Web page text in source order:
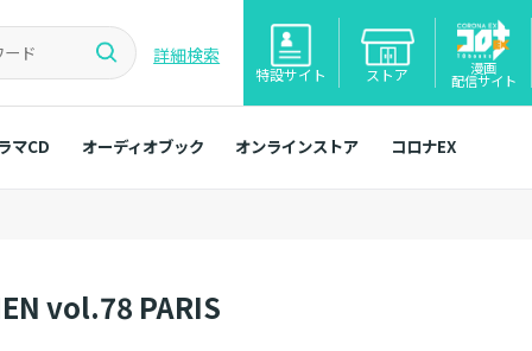
詳細検索
特設サイト ストア 漫画
配信サイト
マCD オーディオブック オンラインストア コロナEX
vol.78 PARIS